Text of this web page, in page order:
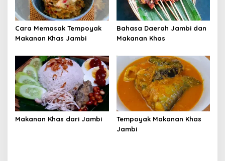
Cara Memasak Tempoyak
Makanan Khas Jambi
Bahasa Daerah Jambi dan
Makanan Khas
Makanan Khas dari Jambi
Tempoyak Makanan Khas
Jambi